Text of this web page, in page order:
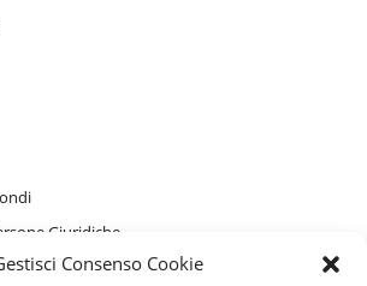
Consenso Cookie
Giuridiche
Internet, Cookie e assistente virtuale